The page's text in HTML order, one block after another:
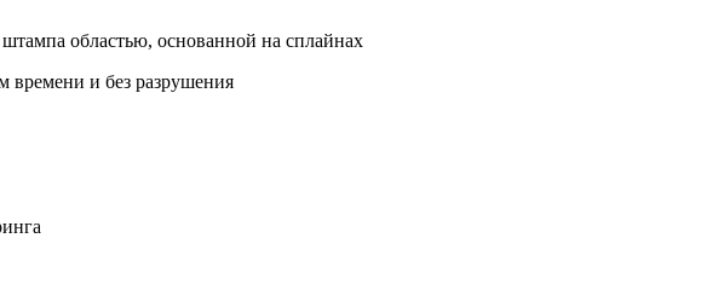
областью, основанной на сплайнах
времени и без разрушения